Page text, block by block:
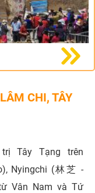
CHI, TÂY
Tây Tạng trên
Nyingchi (林芝 -
Vân Nam và Tứ